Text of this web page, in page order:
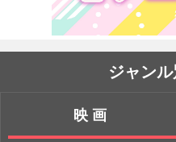
ジャン
映画